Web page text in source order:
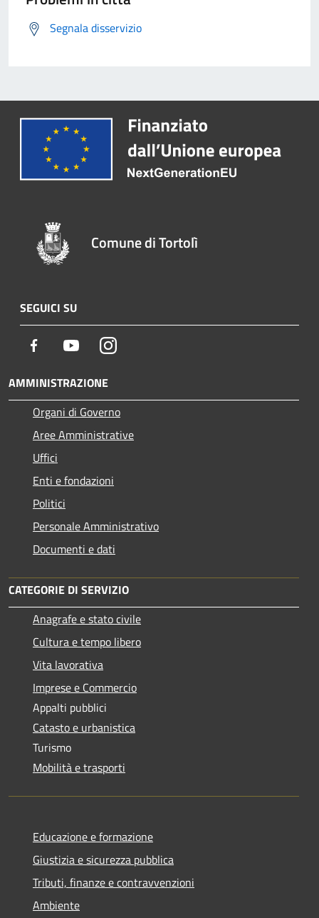
Segnala disservizio
Comune di Tortolì
SEGUICI SU
Facebook YoutubeInstagram
AMMINISTRAZIONE
Organi di Governo
Aree Amministrative
Uffici
Enti e fondazioni
Politici
Personale Amministrativo
Documenti e dati
CATEGORIE DI SERVIZIO
Anagrafe e stato civile
Cultura e tempo libero
Vita lavorativa
Imprese e Commercio
Appalti pubblici
Catasto e urbanistica
Turismo
Mobilità e trasporti
Educazione e formazione
Giustizia e sicurezza pubblica
Tributi, finanze e contravvenzioni
Ambiente